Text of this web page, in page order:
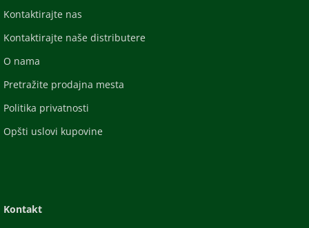
Kontaktirajte nas
Kontaktirajte naše distributere
O nama
Pretražite prodajna mesta
Politika privatnosti
Opšti uslovi kupovine
Kontakt